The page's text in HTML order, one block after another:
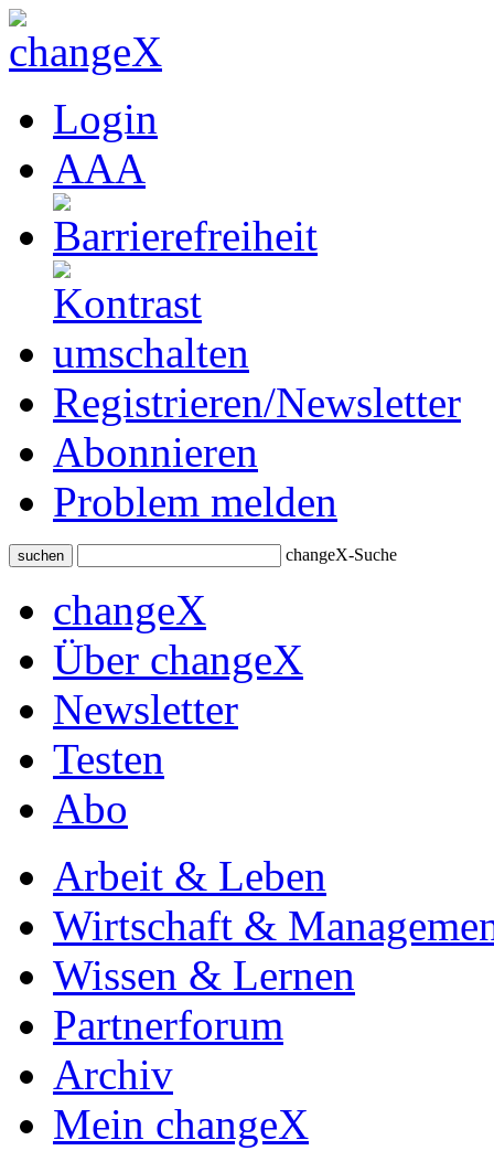
Login
AAA
Registrieren/Newsletter
Abonnieren
Problem melden
suchen changeX-Suche
changeX
Über changeX
Newsletter
Testen
Abo
Arbeit & Leben
Wirtschaft &
Wissen & Lernen
Partnerforum
Archiv
Mein changeX